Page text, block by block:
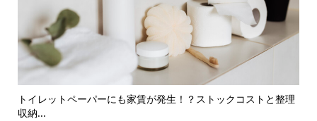
トイレットペーパーにも家賃が発生！？ストックコストと整理
収納...